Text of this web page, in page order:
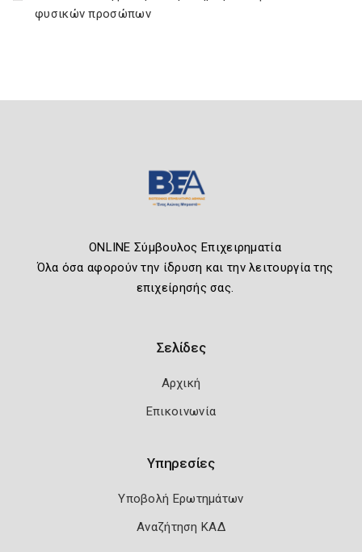
φυσικών προσώπων
ONLINE Σύμβουλος Επιχειρηματία
Όλα όσα αφορούν την ίδρυση και την λειτουργία της
επιχείρησής σας.
Σελίδες
Αρχική
Επικοινωνία
Υπηρεσίες
Υποβολή Ερωτημάτων
Αναζήτηση ΚΑΔ